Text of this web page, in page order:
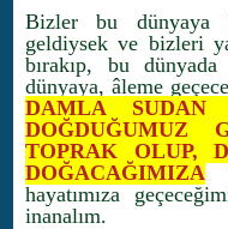
Bizler bu dünyaya
geldiysek ve bizleri
bırakıp, bu
dünyaya, âleme
DAMLA SUDAN
TOPRAK OLUP,
DOĞACAĞIMIZA
hayatımıza
inanalım.